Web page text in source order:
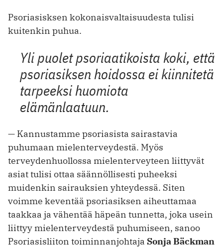
Psoriasisksen kokonaisvaltaisuudesta tulisi
kuitenkin puhua.
Yli puolet psoriaatikoista koki, että
psoriasiksen hoidossa ei kiinnitetä
tarpeeksi huomiota
elämänlaatuun.
— Kannustamme psoriasista sairastavia
puhumaan mielenterveydestä. Myös
terveydenhuollossa mielenterveyteen liittyvät
asiat tulisi ottaa säännöllisesti puheeksi
muidenkin sairauksien yhteydessä. Siten
voimme keventää psoriasiksen aiheuttamaa
taakkaa ja vähentää häpeän tunnetta, joka usein
liittyy mielenterveydestä puhumiseen, sanoo
Psoriasisliiton toiminnanjohtaja Sonja Bäckman